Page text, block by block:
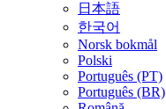
日本語
한국어
Norsk bokmål
Polski
Português (PT)
Português (BR)